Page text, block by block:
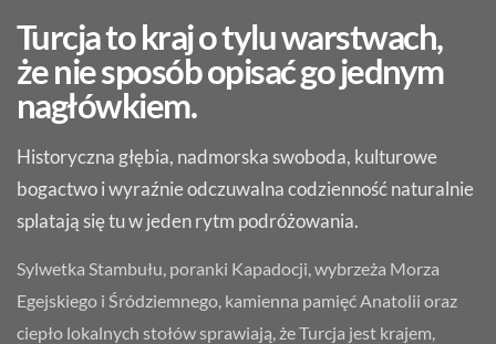
Turcja to kraj o tylu warstwach,
że nie sposób opisać go jednym
nagłówkiem.
Historyczna głębia, nadmorska swoboda, kulturowe
bogactwo i wyraźnie odczuwalna codzienność naturalnie
splatają się tu w jeden rytm podróżowania.
Sylwetka Stambułu, poranki Kapadocji, wybrzeża Morza
Egejskiego i Śródziemnego, kamienna pamięć Anatolii oraz
ciepło lokalnych stołów sprawiają, że Turcja jest krajem,